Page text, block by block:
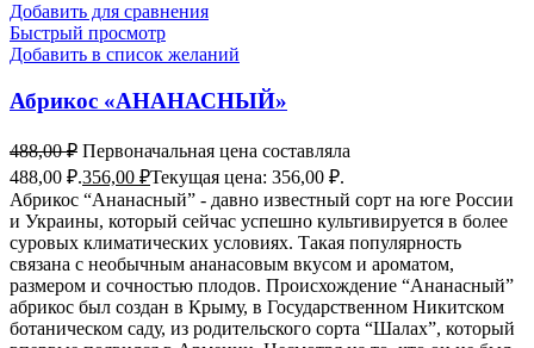
Добавить для сравнения
Быстрый просмотр
Добавить в список желаний
Абрикос «АНАНАСНЫЙ»
488,00₽ Первоначальная цена составляла
488,00 ₽.356,00 ₽Текущая цена: 356,00 ₽.
Абрикос “Ананасный” - давно известный сорт на юге России
и Украины, который сейчас успешно культивируется в более
суровых климатических условиях. Такая популярность
связана с необычным ананасовым вкусом и ароматом,
размером и сочностью плодов. Происхождение “Ананасный”
абрикос был создан в Крыму, в Государственном Никитском
ботаническом саду, из родительского сорта “Шалах”, который